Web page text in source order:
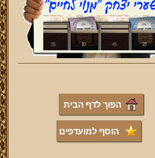
הפוך לדף הבית
הוסף למועדפים